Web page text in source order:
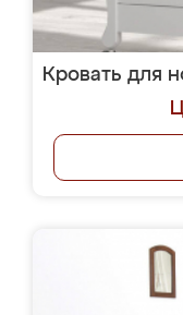
Кровать для